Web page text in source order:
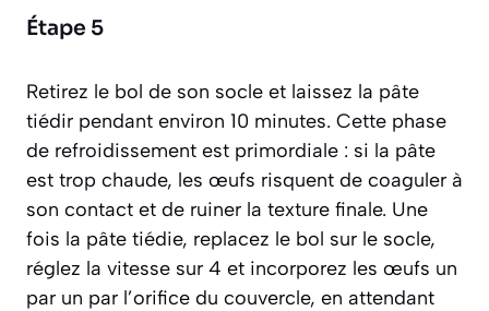
Étape 5
Retirez le bol de son socle et laissez la pâte
tiédir pendant environ 10 minutes. Cette phase
de refroidissement est primordiale : si la pâte
est trop chaude, les œufs risquent de coaguler à
son contact et de ruiner la texture finale. Une
fois la pâte tiédie, replacez le bol sur le socle,
réglez la vitesse sur 4 et incorporez les œufs un
par un par l’orifice du couvercle, en attendant